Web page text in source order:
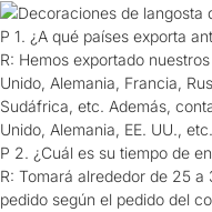
P 1. ¿A qué países exporta
R: Hemos exportado
Unido, Alemania, Francia,
Sudáfrica, etc. Además,
Unido, Alemania, EE. UU., etc.
P 2. ¿Cuál es su tiempo de
R: Tomará alrededor de 25
pedido según el pedido del